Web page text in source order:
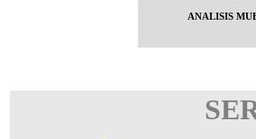
ANALISIS